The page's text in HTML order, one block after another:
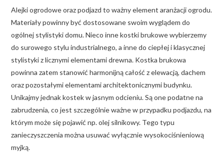
Alejki ogrodowe oraz podjazd to ważny element aranżacji ogrodu.
Materiały powinny być dostosowane swoim wyglądem do
ogólnej stylistyki domu. Nieco inne kostki brukowe wybierzemy
do surowego stylu industrialnego, a inne do ciepłej i klasycznej
stylistyki z licznymi elementami drewna. Kostka brukowa
powinna zatem stanowić harmonijną całość z elewacją, dachem
oraz pozostałymi elementami architektonicznymi budynku.
Unikajmy jednak kostek w jasnym odcieniu. Są one podatne na
zabrudzenia, co jest szczególnie ważne w przypadku podjazdu, na
którym może się pojawić np. olej silnikowy. Tego typu
zanieczyszczenia można usuwać wyłącznie wysokociśnieniową
myjką.